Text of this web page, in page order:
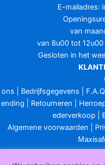
E-mailadres:
van
van 8u00 tot
Gesloten in het
ons
Bedrijfsgegevens
ending
Retourneren
ederverkoop
Algemene voorwaarden